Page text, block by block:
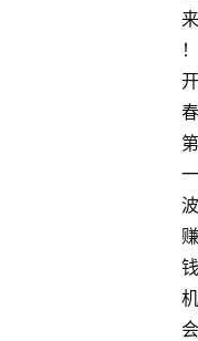
来
！
开
春
第
一
波
赚
钱
机
会